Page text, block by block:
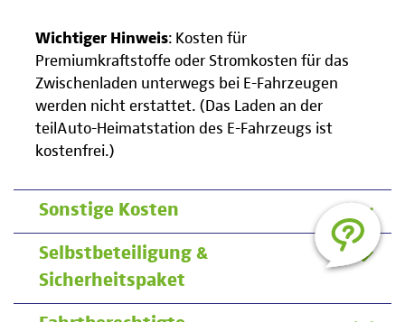
Wichtiger Hinweis: Kosten für
Premiumkraftstoffe oder Stromkosten für das
Zwischenladen unterwegs bei E-Fahrzeugen
werden nicht erstattet. (Das Laden an der
teilAuto-Heimatstation des E-Fahrzeugs ist
kostenfrei.)
Sonstige Kosten
Selbstbeteiligung &
Sicherheitspaket